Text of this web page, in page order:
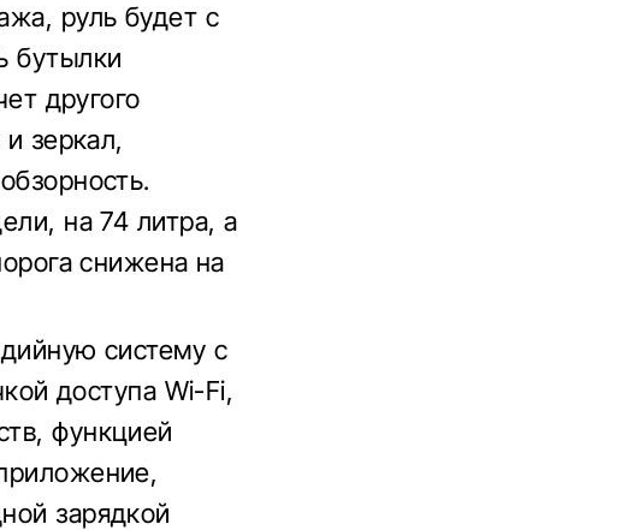
руль будет с
бутылки
другого
зеркал,
на 74 литра, а
снижена на
систему с
доступа Wi-Fi,
функцией
зарядкой